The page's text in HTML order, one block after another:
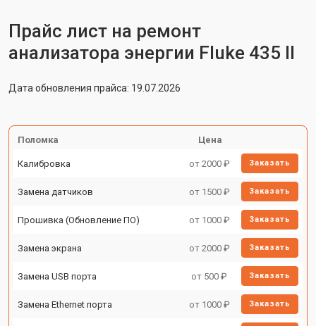
Прайс лист на ремонт
анализатора энергии Fluke 435 II
Дата обновления прайса: 19.07.2026
Поломка Цена
Калибровка от 2000 ₽ Заказать
Замена датчиков от 1500 ₽ Заказать
Прошивка (Обновление ПО) от 1000 ₽ Заказать
Замена экрана от 2000 ₽ Заказать
Замена USB порта от 500 ₽ Заказать
Замена Ethernet порта от 1000 ₽ Заказать